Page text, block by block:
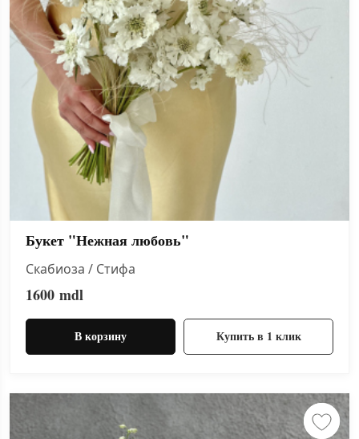
Букет "Нежная любовь"
Скабиоза / Стифа
1600 mdl
В корзину Купить в 1 клик